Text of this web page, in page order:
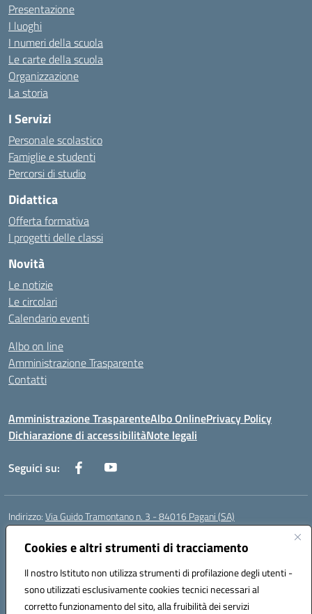
Cookies e altri strumenti di tracciamento
Il nostro Istituto non utilizza strumenti di profilazione degli utenti -
sono utilizzati esclusivamente cookies tecnici necessari al
corretto funzionamento del sito, alla fruibilità dei servizi
Presentazione
I luoghi
I numeri della scuola
Le carte della scuola
Organizzazione
La storia
I Servizi
Personale scolastico
Famiglie e studenti
Percorsi di studio
Didattica
Offerta formativa
I progetti delle classi
Novità
Le notizie
Le circolari
Calendario eventi
Albo on line
Amministrazione Trasparente
Contatti
Amministrazione TrasparenteAlbo OnlinePrivacy Policy
Dichiarazione di accessibilitàNote legali
Seguici su:
Indirizzo:Via Guido Tramontano n. 3 - 84016 Pagani (SA)
Centralino:
Posta elettronica certificata (PEC):saps08000t@pec.istruzione.it
Codice fiscale: 80022400651
Codice meccanografico:SAPS08000T
Codice Indice delle Pubbliche Amministrazioni (IPA): istsc_saps08000t